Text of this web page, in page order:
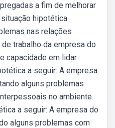
a fim de melhorar
hipotética
nas relações
trabalho da empresa do
capacidade em lidar.
a seguir: A empresa
alguns problemas
no ambiente.
a seguir: A empresa do
alguns problemas com